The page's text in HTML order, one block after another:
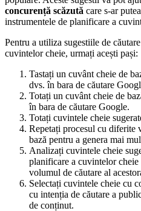
concurență scăzută care s-ar
instrumentele de planificare a
Pentru a utiliza sugestiile de
cuvintelor cheie, urmați acești pași:
Tastați un cuvânt cheie de
dvs. în bara de căutare
Totați un cuvânt cheie de
în bara de căutare Google.
Totați cuvintele cheie
Repetați procesul cu diferite
bază pentru a genera mai
Analizați cuvintele cheie
planificare a cuvintelor cheie
volumul de căutare al
Selectați cuvintele cheie cu
cu intenția de căutare a
de conținut.